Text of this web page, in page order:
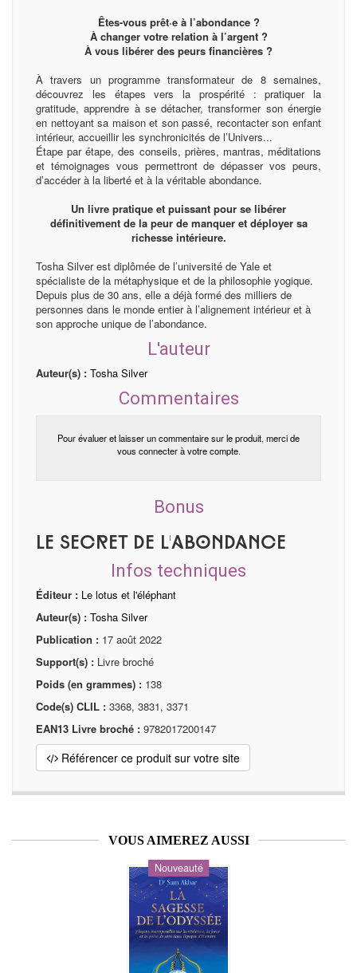
Êtes-vous prêt·e à l’abondance ?
À changer votre relation à l’argent ?
À vous libérer des peurs financières ?
À travers un programme transformateur de 8 semaines,
découvrez les étapes vers la prospérité : pratiquer la
gratitude, apprendre à se détacher, transformer son énergie
en nettoyant sa maison et son passé, recontacter son enfant
intérieur, accueillir les synchronicités de l’Univers...
Étape par étape, des conseils, prières, mantras, méditations
et témoignages vous permettront de dépasser vos peurs,
d’accéder à la liberté et à la véritable abondance.
Un livre pratique et puissant pour se libérer
définitivement de la peur de manquer et déployer sa
richesse intérieure.
Tosha Silver est diplômée de l’université de Yale et
spécialiste de la métaphysique et de la philosophie yogique.
Depuis plus de 30 ans, elle a déjà formé des milliers de
personnes dans le monde entier à l’alignement intérieur et à
son approche unique de l’abondance.
L'auteur
Auteur(s) : Tosha Silver
Commentaires
Pour évaluer et laisser un commentaire sur le produit, merci de
vous connecter à votre compte.
Bonus
Le secret de l'abondance
Infos techniques
Éditeur : Le lotus et l'éléphant
Auteur(s) : Tosha Silver
Publication : 17 août 2022
Support(s) : Livre broché
Poids (en grammes) : 138
Code(s) CLIL : 3368, 3831, 3371
EAN13 Livre broché : 9782017200147
Référencer ce produit sur votre site
VOUS AIMEREZ AUSSI
Nouveauté